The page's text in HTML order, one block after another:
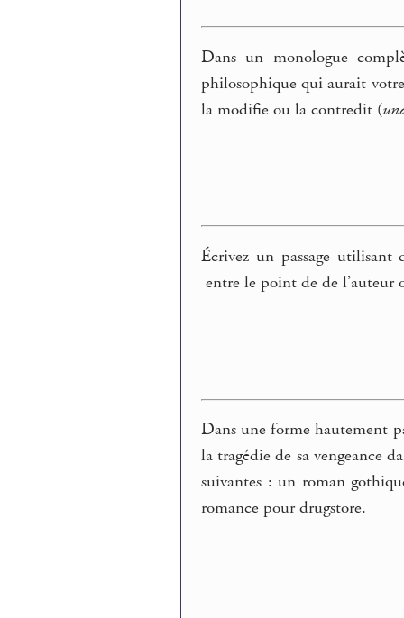
Dans un monologue
philosophique qui aurait
la modifie ou la contredit (
Écrivez un passage utilisant
entre le point de de l’auteur
Dans une forme hautement
la tragédie de sa vengeance
suivantes : un roman
romance pour drugstore.